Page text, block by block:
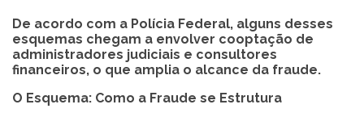
De acordo com a Polícia Federal, alguns desses
esquemas chegam a envolver cooptação de
administradores judiciais e consultores
financeiros, o que amplia o alcance da fraude.
O Esquema: Como a Fraude se Estrutura